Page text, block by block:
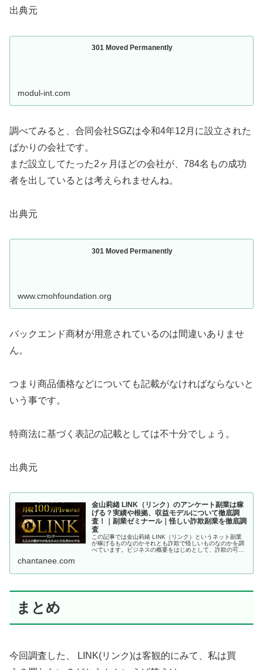
出典元
301 Moved Permanently
modul-int.com
調べてみると、合同会社SGZは令和4年12月に設立された
ばかりの会社です。
まだ設立してたった2ヶ月ほどの会社が、784名もの成功
者を出しているとは考えられませんね。
出典元
301 Moved Permanently
www.cmohfoundation.org
バックエンド商材が用意されているのは間違いありませ
ん。
つまり商品価格などについても記載がなければならないと
いう事です。
特商法に基づく表記の記載としては不十分でしょう。
出典元
金山莉緒 LINK（リンク）のアンケート副業は稼
げる？実績や根拠、収益モデルについて徹底調
査！｜副業ゼミナール｜怪しい詐欺副業を徹底調
査
この記事では金山莉緒 LINK（リンク）というネット副業
が稼げるものなのかそれとも詐欺で怪しいものなのかを調
べています。ビジネスの概要をはじめとして、詐欺の可能
chantanee.com
まとめ
今回調査した、 LINK(リンク)は客観的にみて、私は買